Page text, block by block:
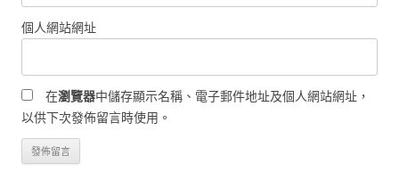
個人網站網址
在瀏覽器中儲存顯示名稱、電子郵件地址及個人網站網址，
以供下次發佈留言時使用。